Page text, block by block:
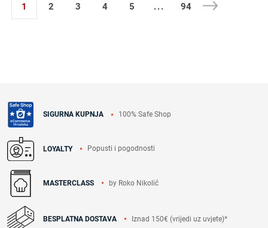
1 2 3 4 5 ... 94
SIGURNA KUPNJA 100% Safe Shop
LOYALTY Popusti i pogodnosti
MASTERCLASS by Roko Nikolić
BESPLATNA DOSTAVA Iznad 150€ (vrijedi uz uvjete)*